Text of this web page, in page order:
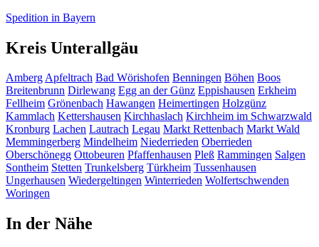
Spedition in Bayern
Kreis Unterallgäu
AmbergApfeltrach Bad Wörishofen Benningen Böhen Boos
Breitenbrunn Dirlewang Egg an der Günz Eppishausen Erkheim
Fellheim Grönenbach Hawangen Heimertingen Holzgünz
Kammlach Kettershausen Kirchhaslach Kirchheim im Schwarzwald
Kronburg Lachen Lautrach Legau Markt Rettenbach Markt Wald
Memmingerberg Mindelheim Niederrieden Oberrieden
Oberschönegg Ottobeuren Pfaffenhausen Pleß Rammingen Salgen
Sontheim Stetten Trunkelsberg Türkheim Tussenhausen
Ungerhausen Wiedergeltingen Winterrieden Wolfertschwenden
Woringen
In der Nähe